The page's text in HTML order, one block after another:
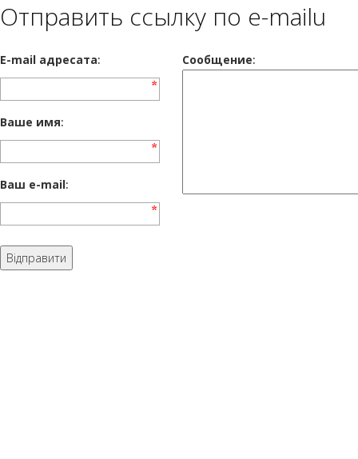
Отправить ссылку по e-mailu
E-mail адресата: Сообщение:
Ваше имя:
Ваш e-mail: